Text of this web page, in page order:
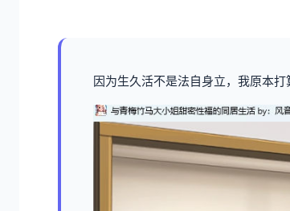
因为生久活不是法自身立，我原本